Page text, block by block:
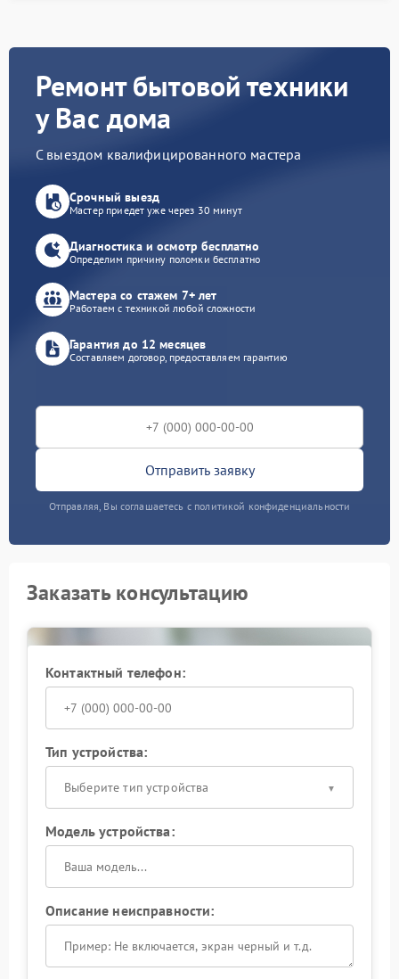
Ремонт бытовой техники
у Вас дома
С выездом квалифицированного мастера
Срочный выезд
Мастер приедет уже через 30 минут
Диагностика и осмотр бесплатно
Определим причину поломки бесплатно
Мастера со стажем 7+ лет
Работаем с техникой любой сложности
Гарантия до 12 месяцев
Составляем договор, предоставляем гарантию
Отправить заявку
Отправляя, Вы соглашаетесь с политикой конфиденциальности
Заказать консультацию
Контактный телефон:
Тип устройства:
Выберите тип устройства
Модель устройства:
Описание неисправности: